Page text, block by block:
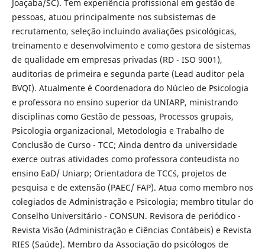
Joaçaba/SC). Tem experiência profissional em gestão de
pessoas, atuou principalmente nos subsistemas de
recrutamento, seleção incluindo avaliações psicológicas,
treinamento e desenvolvimento e como gestora de sistemas
de qualidade em empresas privadas (RD - ISO 9001),
auditorias de primeira e segunda parte (Lead auditor pela
BVQI). Atualmente é Coordenadora do Núcleo de Psicologia
e professora no ensino superior da UNIARP, ministrando
disciplinas como Gestão de pessoas, Processos grupais,
Psicologia organizacional, Metodologia e Trabalho de
Conclusão de Curso - TCC; Ainda dentro da universidade
exerce outras atividades como professora conteudista no
ensino EaD/ Uniarp; Orientadora de TCC´s, projetos de
pesquisa e de extensão (PAEC/ FAP). Atua como membro nos
colegiados de Administração e Psicologia; membro titular do
Conselho Universitário - CONSUN. Revisora de periódico -
Revista Visão (Administração e Ciências Contábeis) e Revista
RIES (Saúde). Membro da Associação do psicólogos de